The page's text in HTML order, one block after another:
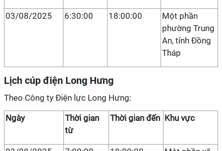
03/08/2025 6:30:00 18:00:00
Một phần
phường Trung
An, tỉnh Đồng
Tháp
Lịch cúp điện Long Hưng
Theo Công ty Điện lực Long Hưng:
Ngày
Thời gian
từ
Thời gian đến Khu vực